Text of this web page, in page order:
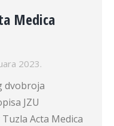
Medica
2023.
dvobroja
JZU
Acta Medica